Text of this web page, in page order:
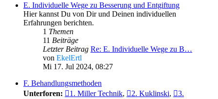
E. Individuelle Wege zu Besserung und Entgiftung
Hier kannst Du von Dir und Deinen individuellen
Erfahrungen berichten.
1 Themen
11 Beiträge
Letzter Beitrag Re: E. Individuelle Wege zu B…
von EkelErtl
Mi 17. Jul 2024, 08:27
F. Behandlungsmethoden
Unterforen:
1. Miller Technik, 2. Kuklinski,
3.